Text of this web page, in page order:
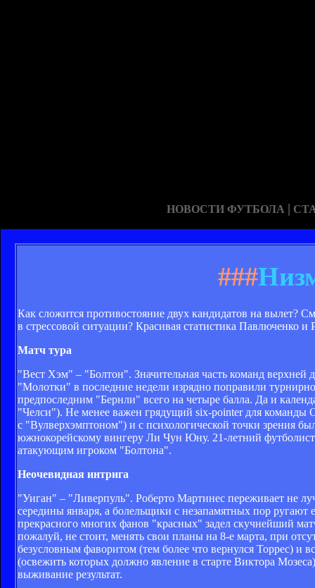
НОВОСТИ ФУТБОЛА |
###
Как сложится противостояние двух кандидатов на вылет?
в стрессовой ситуации? Красивая статистика Павлюченко
Матч тура
"Вест Хэм" – "Болтон". Значительная часть команд верхней
"Молотки" в последние недели изрядно поправили
предпоследним "Бернли" всего на четыре балла. Да и
"Челси"). Не менее важен грядущий six-pointer для команды
с "Вулверхэмптоном") и с психологической точки зрения
южнокорейскому вингеру Ли Чун Юну. 21-летний
атакующим игроком "Болтона".
Неочевидная интрига
"Уиган" – "Ливерпуль". Роберто Мартинес переживает не
середины января, а болельщики с незапамятных пор ругают
прекрасного многих фанов "красных" задел скучнейший
пожалуй, не стоит, менять свои планы на 8-е марта, при
безусловным фаворитом (тем более что вернулся Торрес) и
(освежить которых должно явление в старте Виктора
выживание результат.